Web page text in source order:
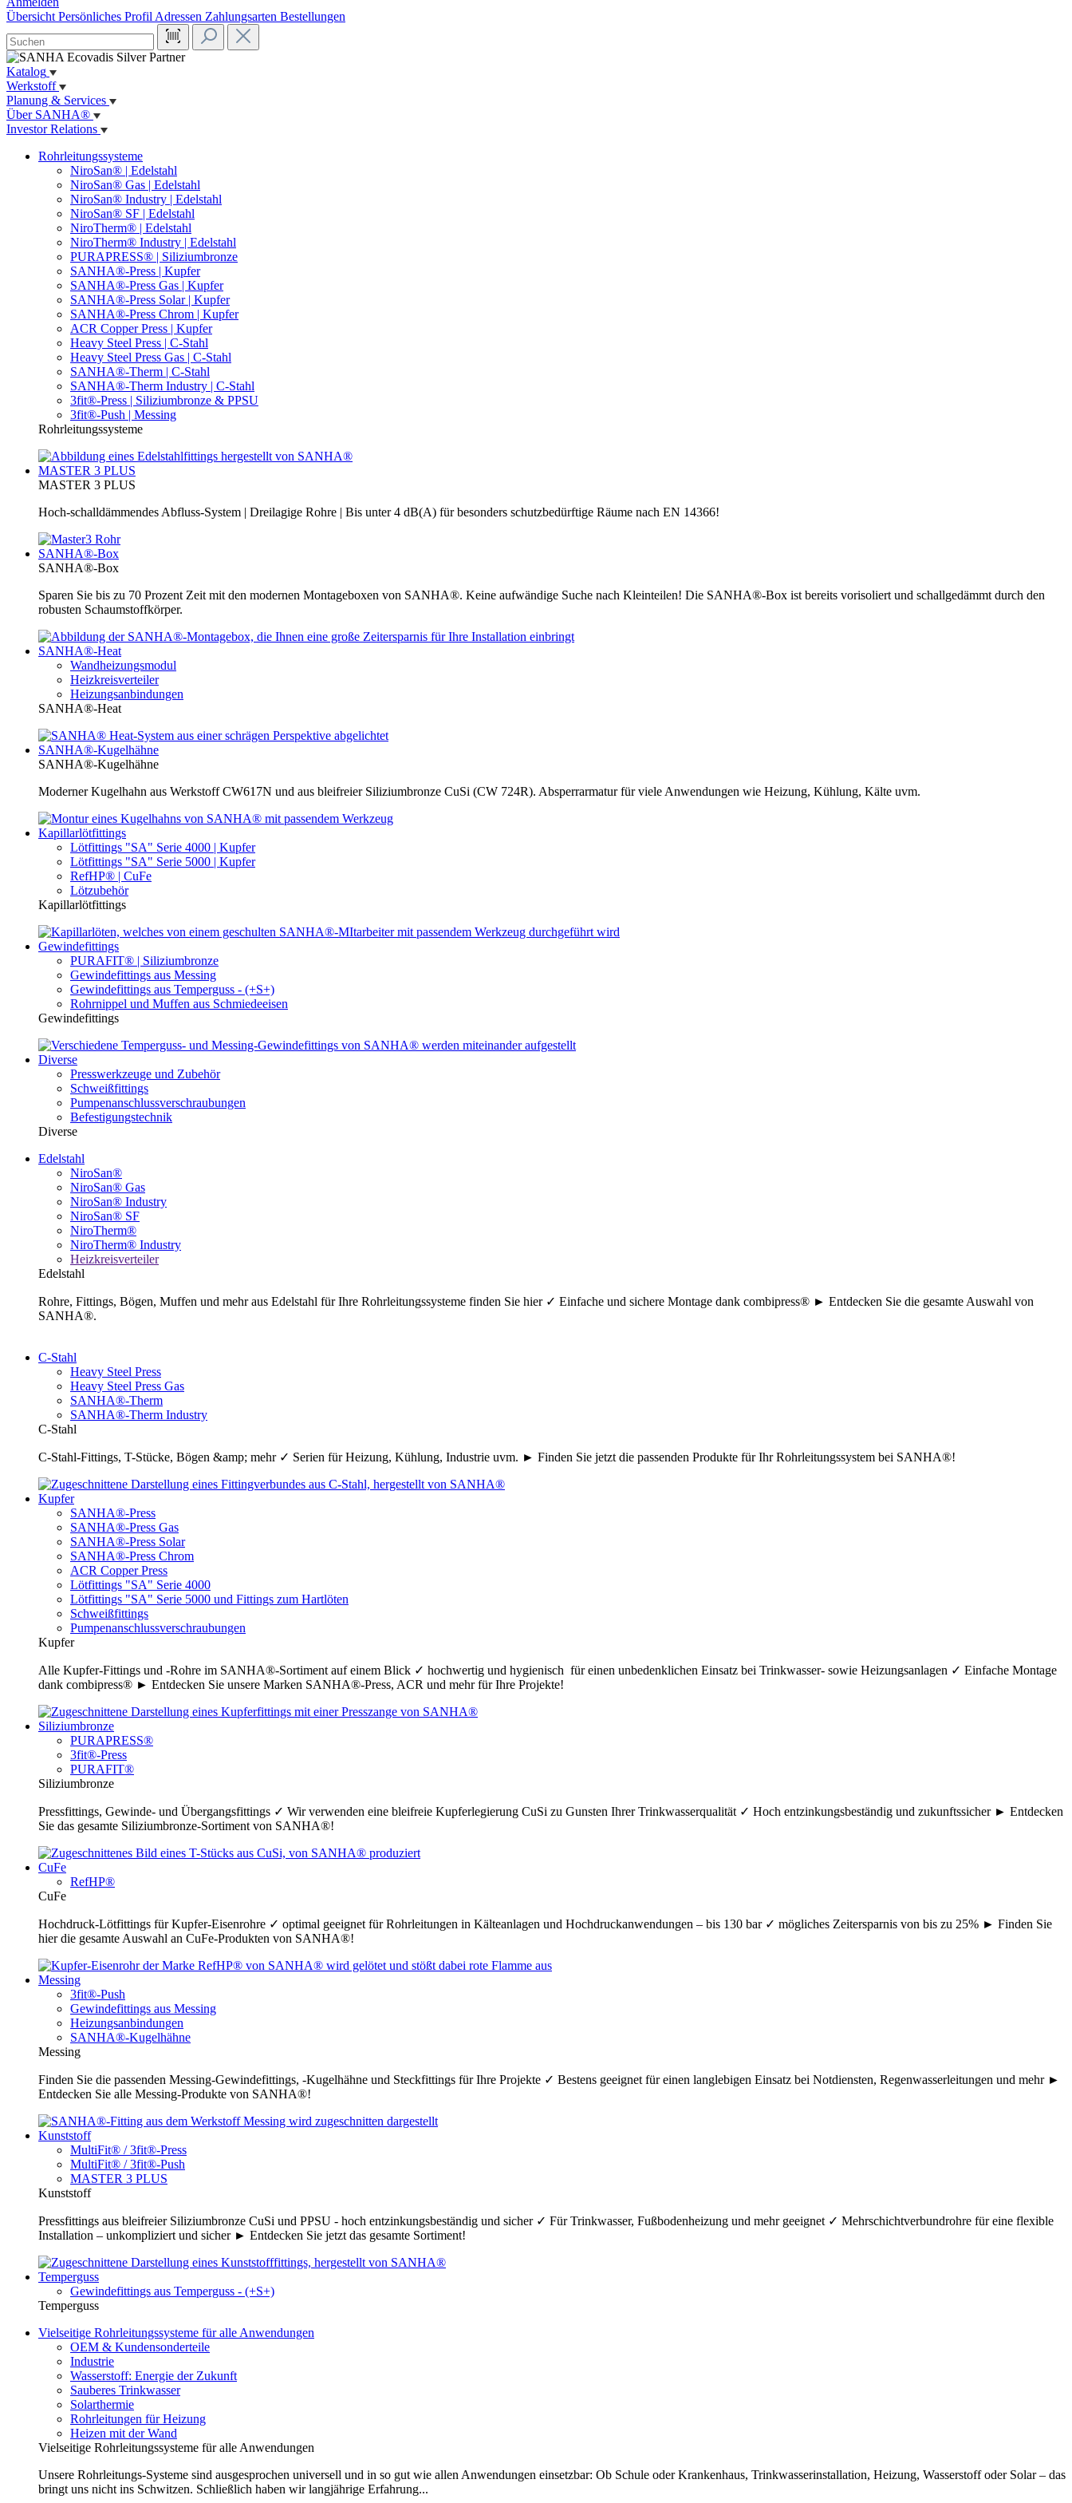
Übersicht Persönliches Profil Adressen Zahlungsarten Bestellungen
Katalog
Werkstoff
Planung & Services
Über SANHA®
Investor Relations
Rohrleitungssysteme
NiroSan® | Edelstahl
NiroSan® Gas | Edelstahl
NiroSan® Industry | Edelstahl
NiroSan® SF | Edelstahl
NiroTherm® | Edelstahl
NiroTherm® Industry | Edelstahl
PURAPRESS® | Siliziumbronze
SANHA®-Press | Kupfer
SANHA®-Press Gas | Kupfer
SANHA®-Press Solar | Kupfer
SANHA®-Press Chrom | Kupfer
ACR Copper Press | Kupfer
Heavy Steel Press | C-Stahl
Heavy Steel Press Gas | C-Stahl
SANHA®-Therm | C-Stahl
SANHA®-Therm Industry | C-Stahl
3fit®-Press | Siliziumbronze & PPSU
3fit®-Push | Messing
Rohrleitungssysteme
MASTER 3 PLUS
MASTER 3 PLUS
Hoch-schalldämmendes Abfluss-System | Dreilagige Rohre | Bis unter 4 dB(A) für besonders schutzbedürftige Räume nach EN 14366!
SANHA®-Box
SANHA®-Box
Sparen Sie bis zu 70 Prozent Zeit mit den modernen Montageboxen von SANHA®. Keine aufwändige Suche nach Kleinteilen! Die SANHA®-Box ist bereits vorisoliert und schallgedämmt durch den
robusten Schaumstoffkörper.
SANHA®-Heat
Wandheizungsmodul
Heizkreisverteiler
Heizungsanbindungen
SANHA®-Heat
SANHA®-Kugelhähne
SANHA®-Kugelhähne
Moderner Kugelhahn aus Werkstoff CW617N und aus bleifreier Siliziumbronze CuSi (CW 724R). Absperrarmatur für viele Anwendungen wie Heizung, Kühlung, Kälte uvm.
Kapillarlötfittings
Lötfittings "SA" Serie 4000 | Kupfer
Lötfittings "SA" Serie 5000 | Kupfer
RefHP® | CuFe
Lötzubehör
Kapillarlötfittings
Gewindefittings
PURAFIT® | Siliziumbronze
Gewindefittings aus Messing
Gewindefittings aus Temperguss - (+S+)
Rohrnippel und Muffen aus Schmiedeeisen
Gewindefittings
Diverse
Presswerkzeuge und Zubehör
Schweißfittings
Pumpenanschlussverschraubungen
Befestigungstechnik
Diverse
Edelstahl
NiroSan®
NiroSan® Gas
NiroSan® Industry
NiroSan® SF
NiroTherm®
NiroTherm® Industry
Heizkreisverteiler
Edelstahl
Rohre, Fittings, Bögen, Muffen und mehr aus Edelstahl für Ihre Rohrleitungssysteme finden Sie hier ✓ Einfache und sichere Montage dank combipress® ► Entdecken Sie die gesamte Auswahl von
SANHA®.
C-Stahl
Heavy Steel Press
Heavy Steel Press Gas
SANHA®-Therm
SANHA®-Therm Industry
C-Stahl
C-Stahl-Fittings, T-Stücke, Bögen &amp; mehr ✓ Serien für Heizung, Kühlung, Industrie uvm. ► Finden Sie jetzt die passenden Produkte für Ihr Rohrleitungssystem bei SANHA®!
Kupfer
SANHA®-Press
SANHA®-Press Gas
SANHA®-Press Solar
SANHA®-Press Chrom
ACR Copper Press
Lötfittings "SA" Serie 4000
Lötfittings "SA" Serie 5000 und Fittings zum Hartlöten
Schweißfittings
Pumpenanschlussverschraubungen
Kupfer
Alle Kupfer-Fittings und -Rohre im SANHA®-Sortiment auf einem Blick ✓ hochwertig und hygienisch für einen unbedenklichen Einsatz bei Trinkwasser- sowie Heizungsanlagen ✓ Einfache Montage
dank combipress® ► Entdecken Sie unsere Marken SANHA®-Press, ACR und mehr für Ihre Projekte!
Siliziumbronze
PURAPRESS®
3fit®-Press
PURAFIT®
Siliziumbronze
Pressfittings, Gewinde- und Übergangsfittings ✓ Wir verwenden eine bleifreie Kupferlegierung CuSi zu Gunsten Ihrer Trinkwasserqualität ✓ Hoch entzinkungsbeständig und zukunftssicher ► Entdecken
Sie das gesamte Siliziumbronze-Sortiment von SANHA®!
CuFe
RefHP®
CuFe
Hochdruck-Lötfittings für Kupfer-Eisenrohre ✓ optimal geeignet für Rohrleitungen in Kälteanlagen und Hochdruckanwendungen – bis 130 bar ✓ mögliches Zeitersparnis von bis zu 25% ► Finden Sie
hier die gesamte Auswahl an CuFe-Produkten von SANHA®!
Messing
3fit®-Push
Gewindefittings aus Messing
Heizungsanbindungen
SANHA®-Kugelhähne
Messing
Finden Sie die passenden Messing-Gewindefittings, -Kugelhähne und Steckfittings für Ihre Projekte ✓ Bestens geeignet für einen langlebigen Einsatz bei Notdiensten, Regenwasserleitungen und mehr ►
Entdecken Sie alle Messing-Produkte von SANHA®!
Kunststoff
MultiFit® / 3fit®-Press
MultiFit® / 3fit®-Push
MASTER 3 PLUS
Kunststoff
Pressfittings aus bleifreier Siliziumbronze CuSi und PPSU - hoch entzinkungsbeständig und sicher ✓ Für Trinkwasser, Fußbodenheizung und mehr geeignet ✓ Mehrschichtverbundrohre für eine flexible
Installation – unkompliziert und sicher ► Entdecken Sie jetzt das gesamte Sortiment!
Temperguss
Gewindefittings aus Temperguss - (+S+)
Temperguss
Vielseitige Rohrleitungssysteme für alle Anwendungen
OEM & Kundensonderteile
Industrie
Wasserstoff: Energie der Zukunft
Sauberes Trinkwasser
Solarthermie
Rohrleitungen für Heizung
Heizen mit der Wand
Vielseitige Rohrleitungssysteme für alle Anwendungen
Unsere Rohrleitungs-Systeme sind ausgesprochen universell und in so gut wie allen Anwendungen einsetzbar: Ob Schule oder Krankenhaus, Trinkwasserinstallation, Heizung, Wasserstoff oder Solar – das
bringt uns nicht ins Schwitzen. Schließlich haben wir langjährige Erfahrung...